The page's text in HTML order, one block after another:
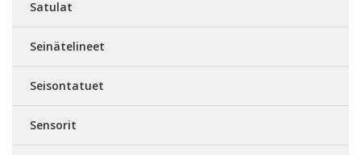
Satulat
Seinätelineet
Seisontatuet
Sensorit